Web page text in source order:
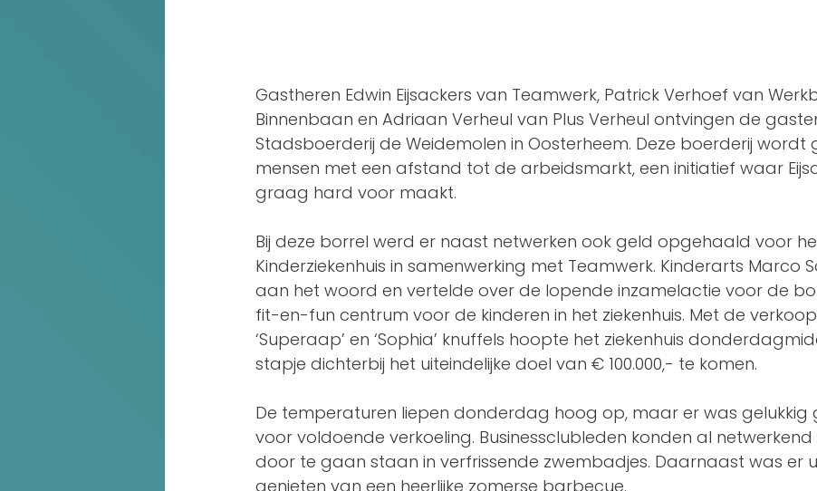
Gastheren Edwin Eijsackers van Teamwerk, Patrick Verhoef van
Binnenbaan en Adriaan Verheul van Plus Verheul ontvingen de
Stadsboerderij de Weidemolen in Oosterheem. Deze boerderij
mensen met een afstand tot de arbeidsmarkt, een initiatief waar
graag hard voor maakt.
Bij deze borrel werd er naast netwerken ook geld opgehaald voor
Kinderziekenhuis in samenwerking met Teamwerk. Kinderarts Marco
aan het woord en vertelde over de lopende inzamelactie voor de
fit-en-fun centrum voor de kinderen in het ziekenhuis. Met de
‘Superaap’ en ‘Sophia’ knuffels hoopte het ziekenhuis
stapje dichterbij het uiteindelijke doel van € 100.000,- te komen.
De temperaturen liepen donderdag hoog op, maar er was gelukkig
voor voldoende verkoeling. Businessclubleden konden al
door te gaan staan in verfrissende zwembadjes. Daarnaast was er
genieten van een heerlijke zomerse barbecue.